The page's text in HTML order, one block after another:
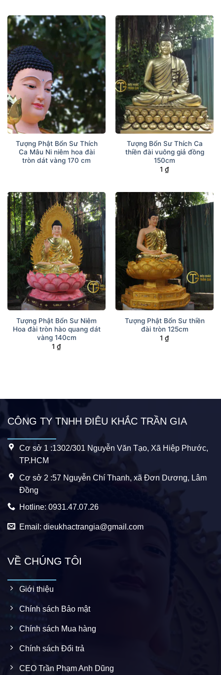
Tượng Phật Bổn Sư Thích
Ca Mâu Ni niêm hoa đài
tròn dát vàng 170 cm
Tượng Bổn Sư Thích Ca
thiền đài vuông giả đồng
150cm
1 ₫
Tượng Phật Bổn Sư Niêm
Hoa đài tròn hào quang dát
vàng 140cm
1 ₫
Tượng Phật Bổn Sư thiền
đài tròn 125cm
1 ₫
CÔNG TY TNHH ĐIÊU KHẮC TRẦN GIA
Cơ sở 1 :1302/301 Nguyễn Văn Tạo, Xã Hiệp Phước,
TP.HCM
Cơ sở 2 :57 Nguyễn Chí Thanh, xã Đơn Dương, Lâm
Đồng
Hotline: 0931.47.07.26
Email: dieukhactrangia@gmail.com
VỀ CHÚNG TÔI
Giới thiệu
Chính sách Bảo mật
Chính sách Mua hàng
Chính sách Đổi trả
CEO Trần Phạm Anh Dũng